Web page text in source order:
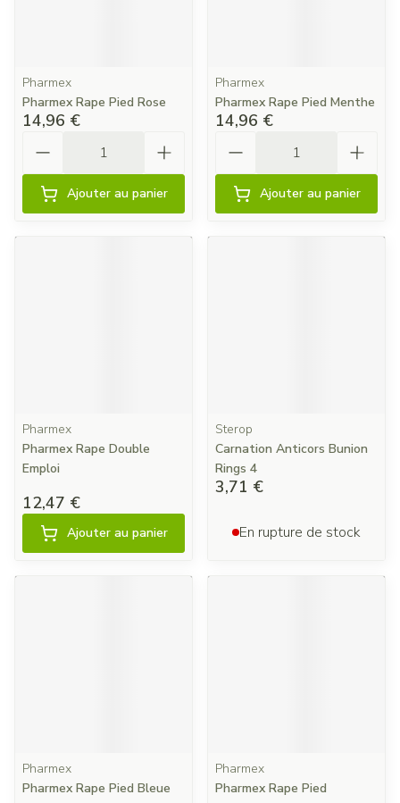
Pharmex
Pharmex Rape Pied Rose
14,96 €
Ajouter au panier
Pharmex
Pharmex Rape Pied Menthe
14,96 €
Ajouter au panier
Pharmex
Pharmex Rape Double
Emploi
12,47 €
Ajouter au panier
Sterop
Carnation Anticors Bunion
Rings 4
3,71 €
En rupture de stock
Pharmex
Pharmex Rape Pied Bleue
Pharmex
Pharmex Rape Pied